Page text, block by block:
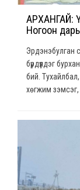
АРХАНГАЙ:
Ногоон
Эрдэнэбулган
бүрдүүлдэг
бий.
хөгжим зэмсэг,